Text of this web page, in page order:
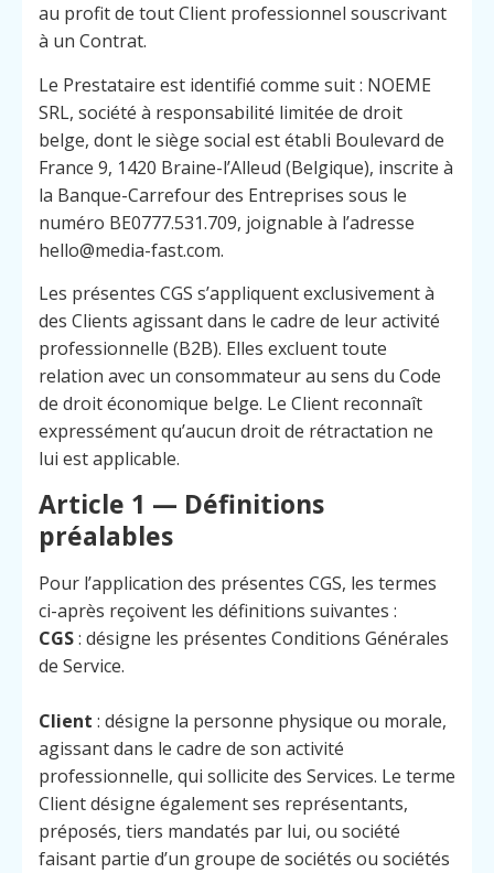
au profit de tout Client professionnel souscrivant
à un Contrat.
Le Prestataire est identifié comme suit : NOEME
SRL, société à responsabilité limitée de droit
belge, dont le siège social est établi Boulevard de
France 9, 1420 Braine-l’Alleud (Belgique), inscrite à
la Banque-Carrefour des Entreprises sous le
numéro BE0777.531.709, joignable à l’adresse
hello@media-fast.com.
Les présentes CGS s’appliquent exclusivement à
des Clients agissant dans le cadre de leur activité
professionnelle (B2B). Elles excluent toute
relation avec un consommateur au sens du Code
de droit économique belge. Le Client reconnaît
expressément qu’aucun droit de rétractation ne
lui est applicable.
Article 1 — Définitions
préalables
Pour l’application des présentes CGS, les termes
ci-après reçoivent les définitions suivantes :
CGS: désigne les présentes Conditions Générales
de Service.
Client : désigne la personne physique ou morale,
agissant dans le cadre de son activité
professionnelle, qui sollicite des Services. Le terme
Client désigne également ses représentants,
préposés, tiers mandatés par lui, ou société
faisant partie d’un groupe de sociétés ou sociétés